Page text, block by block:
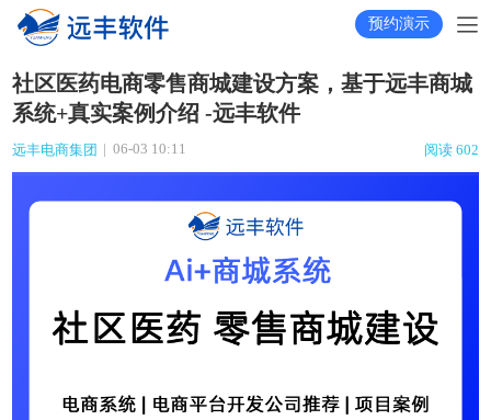
预约演示
社区医药电商零售商城建设方案，基于远丰商城
系统+真实案例介绍 -远丰软件
远丰电商集团 | 06-03 10:11 阅读 602